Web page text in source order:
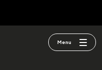
Menu